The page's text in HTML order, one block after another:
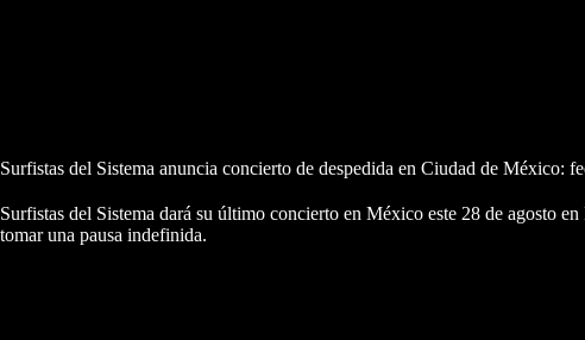
Surfistas del Sistema anuncia concierto de despedida en Ciudad de México:
Surfistas del Sistema dará su último concierto en México este 28 de agosto
tomar una pausa indefinida.